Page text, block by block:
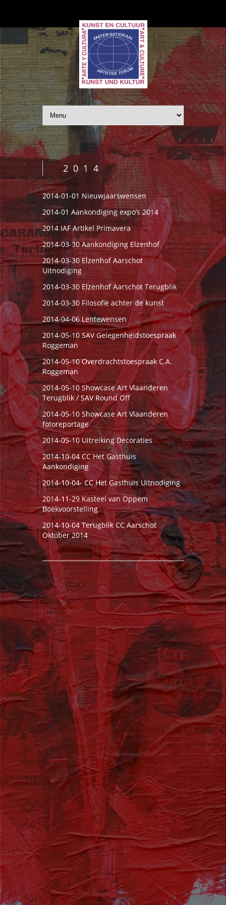
2014
2014-01-01 Nieuwjaarswensen
2014-01 Aankondiging expo’s 2014
2014 IAF Artikel Primavera
2014-03-30 Aankondiging Elzenhof
2014-03-30 Elzenhof Aarschot
Uitnodiging
2014-03-30 Elzenhof Aarschot Terugblik
2014-03-30 Filosofie achter de kunst
2014-04-06 Lentewensen
2014-05-10 SAV Gelegenheidstoespraak
Roggeman
2014-05-10 Overdrachtstoespraak C.A.
Roggeman
2014-05-10 Showcase Art Vlaanderen
Terugblik /SAV Round Off
2014-05-10 Showcase Art Vlaanderen
fotoreportage
2014-05-10 Uitreiking Decoraties
2014-10-04 CC Het Gasthuis
Aankondiging
2014-10-04- CC Het Gasthuis Uitnodiging
2014-11-29 Kasteel van Oppem
Boekvoorstelling
2014-10-04 Terugblik CC Aarschot
Oktober 2014